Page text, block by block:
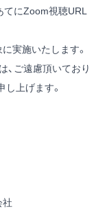
てにZoom視聴URL
実施いたします。
、ご遠慮頂いており
上げます。
社